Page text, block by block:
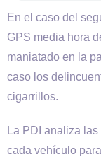
En el caso del
GPS media hora
maniatado en la
caso los
cigarrillos.
La PDI analiza
cada vehículo